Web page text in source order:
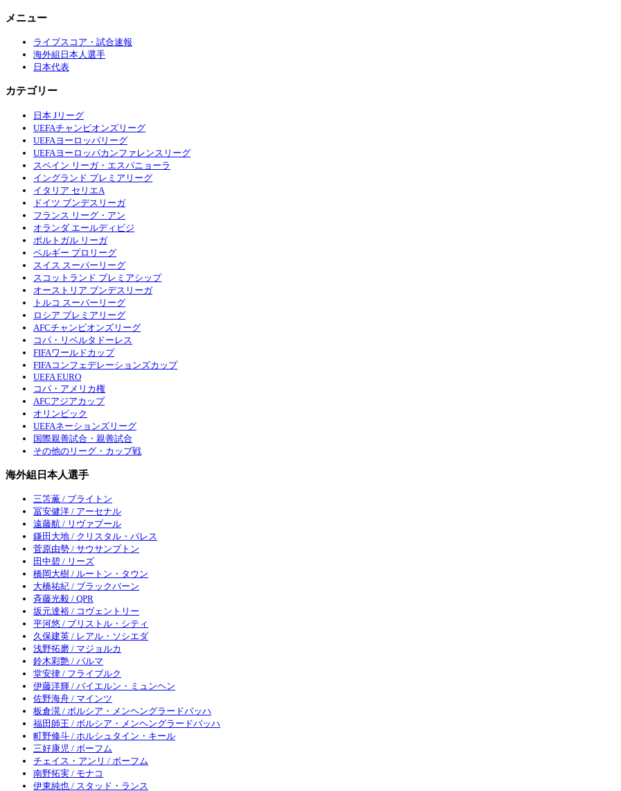
メニュー
ライブスコア・試合速報
海外組日本人選手
日本代表
カテゴリー
日本 Jリーグ
UEFAチャンピオンズリーグ
UEFAヨーロッパリーグ
UEFAヨーロッパカンファレンスリーグ
スペイン リーガ・エスパニョーラ
イングランド プレミアリーグ
イタリア セリエA
ドイツ ブンデスリーガ
フランス リーグ・アン
オランダ エールディビジ
ポルトガル リーガ
ベルギー プロリーグ
スイス スーパーリーグ
スコットランド プレミアシップ
オーストリア ブンデスリーガ
トルコ スーパーリーグ
ロシア プレミアリーグ
AFCチャンピオンズリーグ
コパ・リベルタドーレス
FIFAワールドカップ
FIFAコンフェデレーションズカップ
UEFA EURO
コパ・アメリカ権
AFCアジアカップ
オリンピック
UEFAネーションズリーグ
国際親善試合・親善試合
その他のリーグ・カップ戦
海外組日本人選手
三笘薫 / ブライトン
冨安健洋 / アーセナル
遠藤航 / リヴァプール
鎌田大地 / クリスタル・パレス
菅原由勢 / サウサンプトン
田中碧 / リーズ
橋岡大樹 / ルートン・タウン
大橋祐紀 / ブラックバーン
斉藤光毅 / QPR
坂元達裕 / コヴェントリー
平河悠 / ブリストル・シティ
久保建英 / レアル・ソシエダ
浅野拓磨 / マジョルカ
鈴木彩艶 / パルマ
堂安律 / フライブルク
伊藤洋輝 / バイエルン・ミュンヘン
佐野海舟 / マインツ
板倉滉 / ボルシア・メンヘングラードバッハ
福田師王 / ボルシア・メンヘングラードバッハ
町野修斗 / ホルシュタイン・キール
三好康児 / ボーフム
チェイス・アンリ / ボーフム
南野拓実 / モナコ
伊東純也 / スタッド・ランス